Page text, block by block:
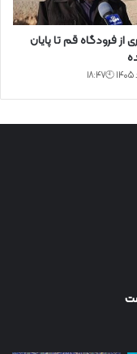
از فرودگاه قم تا پایان